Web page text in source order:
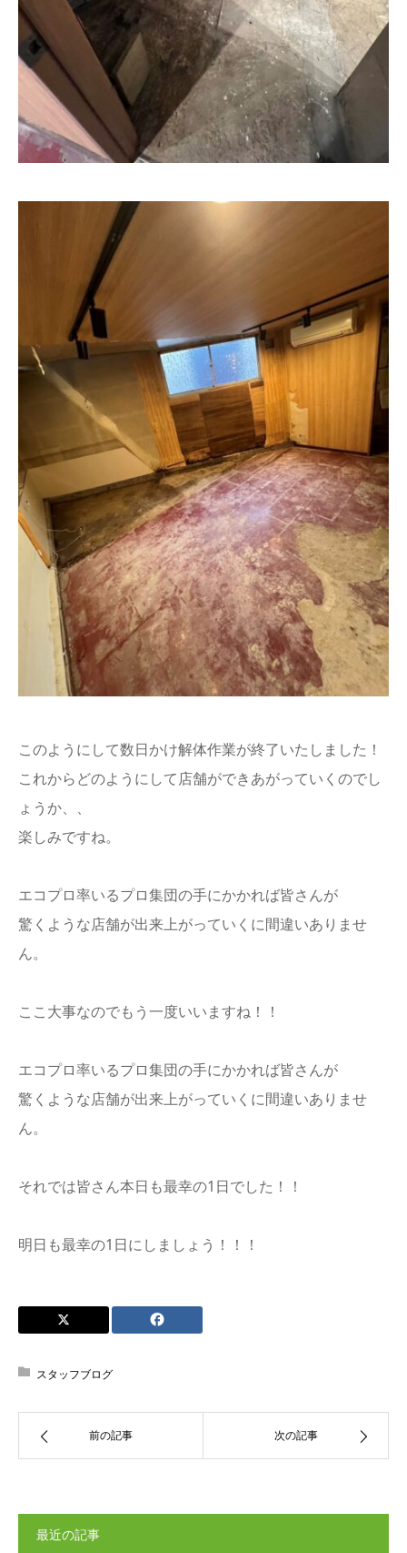
このようにして数日かけ解体作業が終了いたしました！
これからどのようにして店舗ができあがっていくのでし
ょうか、、
楽しみですね。
エコプロ率いるプロ集団の手にかかれば皆さんが
驚くような店舗が出来上がっていくに間違いありませ
ん。
ここ大事なのでもう一度いいますね！！
エコプロ率いるプロ集団の手にかかれば皆さんが
驚くような店舗が出来上がっていくに間違いありませ
ん。
それでは皆さん本日も最幸の1日でした！！
明日も最幸の1日にしましょう！！！
スタッフブログ
前の記事 次の記事
最近の記事